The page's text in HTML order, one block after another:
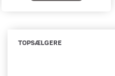
TOPSÆLGERE